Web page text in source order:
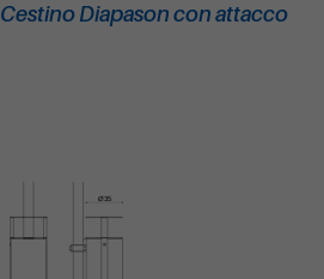
Cestino Diapason con attacco